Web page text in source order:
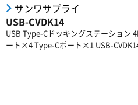
サンワサプライ
USB-CVDK14
USB Type-Cドッキングステーション
ート×4 Type-Cポート×1 USB-